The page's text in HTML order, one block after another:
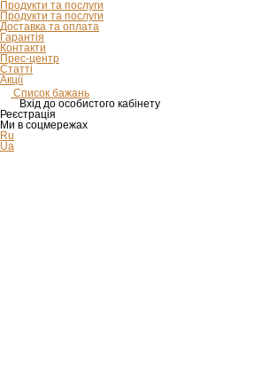
Продукти та послуги
Продукти та послуги
Доставка та оплата
Гарантія
Контакти
Прес-центр
Статті
Акції
Список бажань
Вхід до особистого кабінету
Реєстрація
Ми в соцмережах
Ru
Ua